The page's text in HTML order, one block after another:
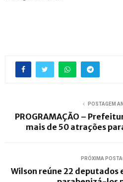
POSTAGEM
PROGRAMAÇÃO –
mais de 50 atrações
PRÓXIMA
Wilson reúne 22